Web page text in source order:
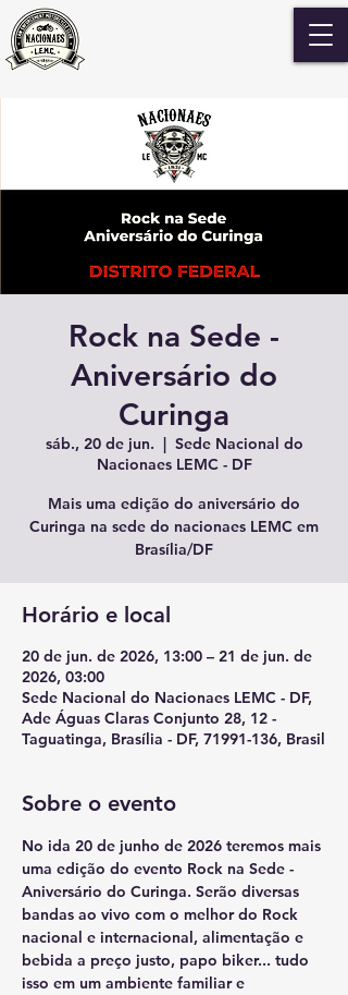
Rock na Sede -
Aniversário do
Curinga
sáb., 20 de jun.
  |
Sede Nacional do
Nacionaes LEMC - DF
Mais uma edição do aniversário do
Curinga na sede do nacionaes LEMC em
Brasília/DF
Horário e local
20 de jun. de 2026, 13:00 – 21 de jun. de
2026, 03:00
Sede Nacional do Nacionaes LEMC - DF,
Ade Águas Claras Conjunto 28, 12 -
Taguatinga, Brasília - DF, 71991-136, Brasil
Sobre o evento
No ida 20 de junho de 2026 teremos mais
uma edição do evento Rock na Sede -
Aniversário do Curinga. Serão diversas
bandas ao vivo com o melhor do Rock
nacional e internacional, alimentação e
bebida a preço justo, papo biker... tudo
isso em um ambiente familiar e